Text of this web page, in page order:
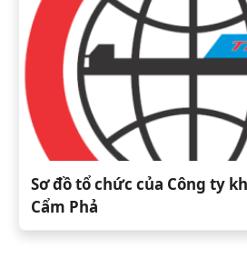
Sơ đồ tổ chức của Công ty
Cẩm Phả